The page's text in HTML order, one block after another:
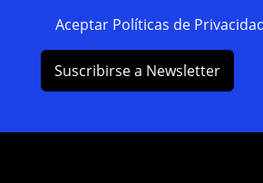
Aceptar Políticas de
Suscribirse a Newsletter